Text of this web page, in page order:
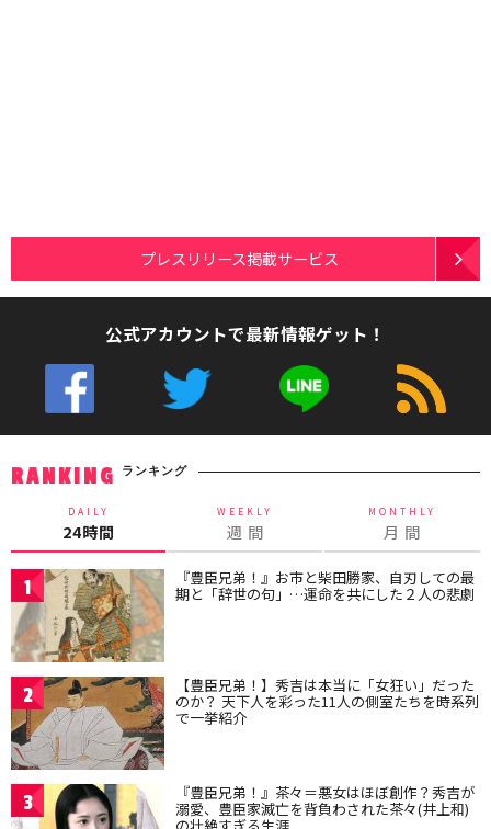
プレスリリース掲載サービス
公式アカウントで最新情報ゲット！
RANKING ランキング
DAILY
24時間
WEEKLY
週 間
MONTHLY
月 間
1 『豊臣兄弟！』お市と柴田勝家、自刃しての最
期と「辞世の句」…運命を共にした２人の悲劇
2 【豊臣兄弟！】秀吉は本当に「女狂い」だった
のか？ 天下人を彩った11人の側室たちを時系列
で一挙紹介
3 『豊臣兄弟！』茶々＝悪女はほぼ創作？秀吉が
溺愛、豊臣家滅亡を背負わされた茶々(井上和)